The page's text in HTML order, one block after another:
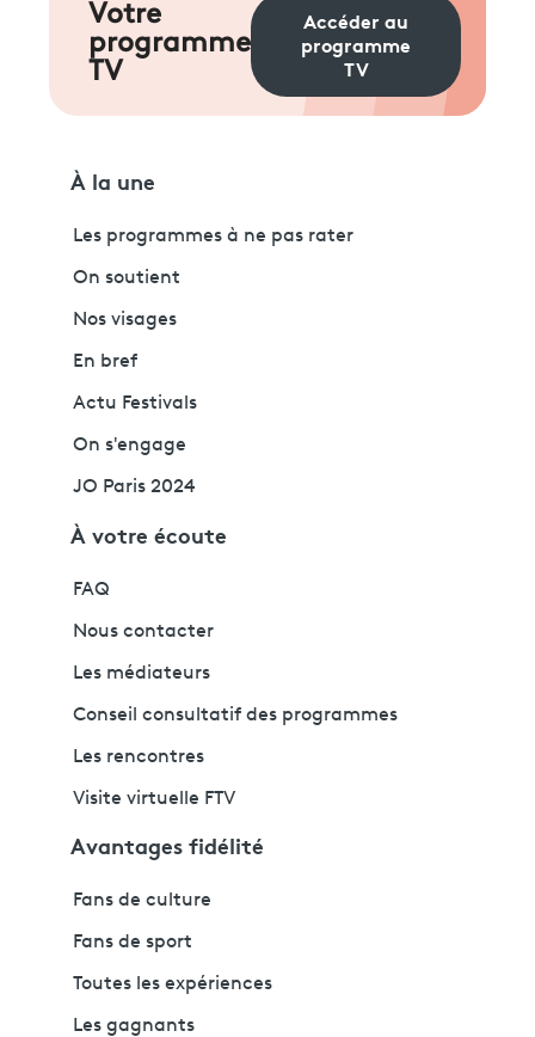
Votre
programme
TV
Accéder au
programme
TV
À la une
Les programmes à ne pas rater
On soutient
Nos visages
En bref
Actu Festivals
On s'engage
JO Paris 2024
À votre écoute
FAQ
Nous contacter
Les médiateurs
Conseil consultatif des programmes
Les rencontres
Visite virtuelle FTV
Avantages fidélité
Fans de culture
Fans de sport
Toutes les expériences
Les gagnants